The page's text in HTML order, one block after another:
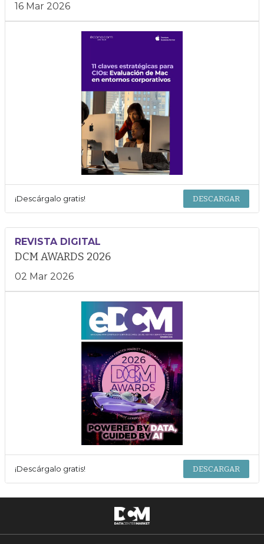
16 Mar 2026
¡Descárgalo gratis! DESCARGAR
REVISTA DIGITAL
DCM AWARDS 2026
02 Mar 2026
¡Descárgalo gratis! DESCARGAR